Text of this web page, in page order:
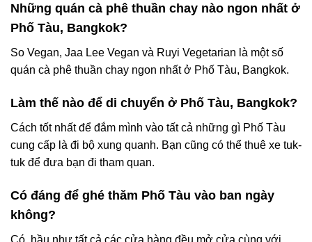
Những quán cà phê thuần chay nào ngon nhất ở
Phố Tàu, Bangkok?
So Vegan, Jaa Lee Vegan và Ruyi Vegetarian là một số
quán cà phê thuần chay ngon nhất ở Phố Tàu, Bangkok.
Làm thế nào để di chuyển ở Phố Tàu, Bangkok?
Cách tốt nhất để đắm mình vào tất cả những gì Phố Tàu
cung cấp là đi bộ xung quanh. Bạn cũng có thể thuê xe tuk-
tuk để đưa bạn đi tham quan.
Có đáng để ghé thăm Phố Tàu vào ban ngày
không?
Có, hầu như tất cả các cửa hàng đều mở cửa cùng với